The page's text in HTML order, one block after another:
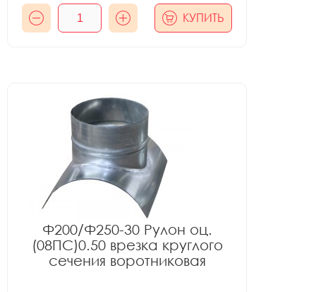
КУПИТЬ
Ф200/Ф250-30 Рулон оц.
(08ПС)0.50 врезка круглого
сечения воротниковая